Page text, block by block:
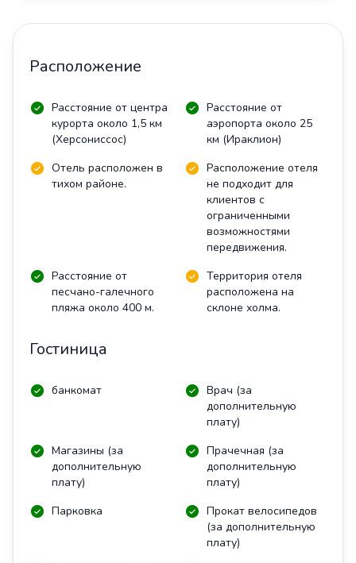
Расположение
Расстояние от центра
курорта около 1,5 км
(Херсониссос)
Расстояние от
аэропорта около 25
км (Ираклион)
Отель расположен в
тихом районе.
Расположение отеля
не подходит для
клиентов с
ограниченными
возможностями
передвижения.
Расстояние от
песчано-галечного
пляжа около 400 м.
Территория отеля
расположена на
склоне холма.
Гостиница
банкомат
Врач (за
дополнительную
плату)
Магазины (за
дополнительную
плату)
Прачечная (за
дополнительную
плату)
Парковка
Прокат велосипедов
(за дополнительную
плату)